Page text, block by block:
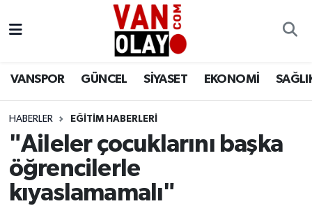
VANSPOR GÜNCEL SİYASET EKONOMİ
HABERLER EĞİTİM HABERLERİ
"Aileler çocuklarını başka
öğrencilerle
kıyaslamamalı"
Siyaset
Ekonomi
Sağlık
Van Nöbetçi Eczaneler
Van Namaz Vakitleri
Van Trafik Yoğunluk Haritası
Süper Lig Puan Durumu ve Fikstür